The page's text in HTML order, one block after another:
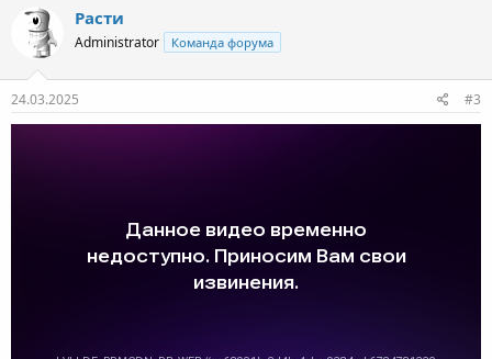
Расти
Administrator Команда форума
24.03.2025 #3